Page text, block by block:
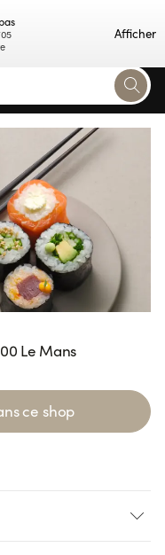
Afficher
Le Mans
ce shop